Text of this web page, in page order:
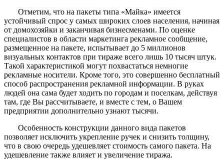
Отметим, что на пакеты типа «Майка» имеется
устойчивый спрос у самых широких слоев населения, начиная
от домохозяйки и заканчивая бизнесменами. По оценке
специалистов в области маркетинга рекламное сообщение,
размещенное на пакете, испытывает до 5 миллионов
визуальных контактов при тираже всего лишь 10 тысяч штук.
Такой характеристикой могут похвастаться немногие
рекламные носители. Кроме того, это совершенно бесплатный
способ распространения рекламной информации. В руках
людей она сама будет ходить по городам и поселкам, действуя
там, где Вы рассчитываете, и вместе с тем, о Вашем
предприятии дополнительно узнают тысячи.
Особенность конструкции данного вида пакетов
позволяет исключить укрепление ручек и снизить толщину,
что в свою очередь удешевляет стоимость самого пакета. На
удешевление также влияет и увеличение тиража.